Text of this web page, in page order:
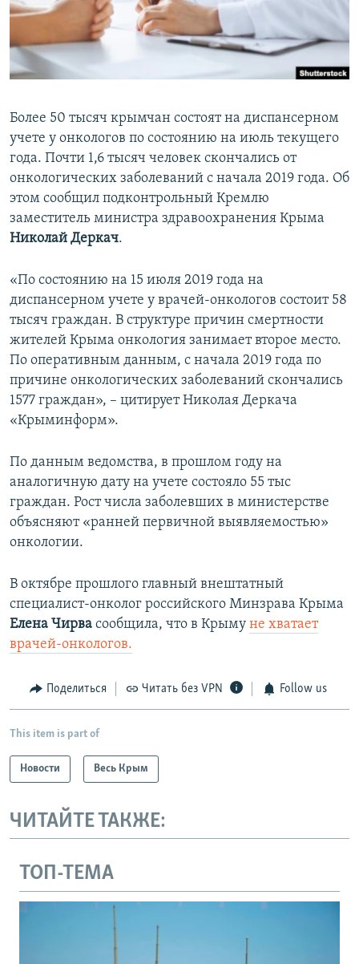
ПОБЕДИТЕЛЕЙ НЕ СУДЯТ?
КРЫМ.НЕПОКОРЕННЫЙ
ELIFBE
ПРИСОЕДИНЯЙТЕСЬ!
Все сайты RFE/RL
Более 50 тысяч крымчан состоят на диспансерном
учете у онкологов по состоянию на июль текущего
года. Почти 1,6 тысяч человек скончались от
онкологических заболеваний с начала 2019 года. Об
этом сообщил подконтрольный Кремлю
заместитель министра здравоохранения Крыма
Николай Деркач.
«По состоянию на 15 июля 2019 года на
диспансерном учете у врачей-онкологов состоит 58
тысяч граждан. В структуре причин смертности
жителей Крыма онкология занимает второе место.
По оперативным данным, с начала 2019 года по
причине онкологических заболеваний скончались
1577 граждан», – цитирует Николая Деркача
«Крыминформ».
По данным ведомства, в прошлом году на
аналогичную дату на учете состояло 55 тыс
граждан. Рост числа заболевших в министерстве
объясняют «ранней первичной выявляемостью»
онкологии.
В октябре прошлого главный внештатный
специалист-онколог российского Минзрава Крыма​
Елена Чирва сообщила, что в Крыму не хватает
врачей-онкологов.
Поделиться Читать без VPN Follow us
This item is part of
Новости Весь Крым
ЧИТАЙТЕ ТАКЖЕ:
ТОП-ТЕМА